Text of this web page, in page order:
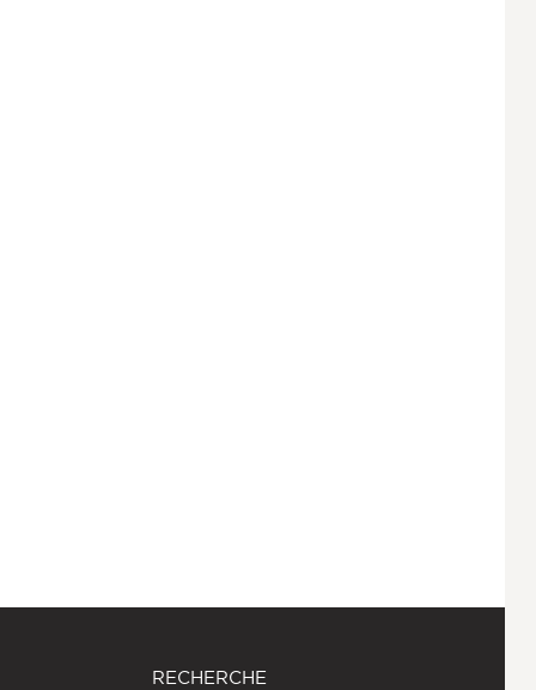
RECHERCHE